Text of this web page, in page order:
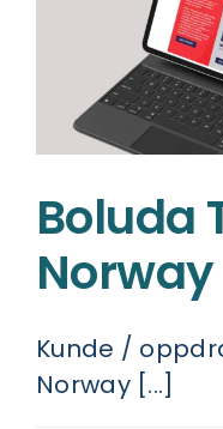
Boluda
Norway
Kunde /
Norway [...]